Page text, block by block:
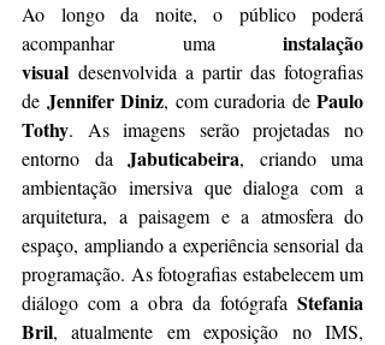
Ao longo da noite, o público poderá
acompanhar uma instalação
visual desenvolvida a partir das fotografias
de Jennifer Diniz, com curadoria de Paulo
Tothy. As imagens serão projetadas no
entorno da Jabuticabeira, criando uma
ambientação imersiva que dialoga com a
arquitetura, a paisagem e a atmosfera do
espaço, ampliando a experiência sensorial da
programação. As fotografias estabelecem um
diálogo com a obra da fotógrafa Stefania
Bril, atualmente em exposição no IMS,